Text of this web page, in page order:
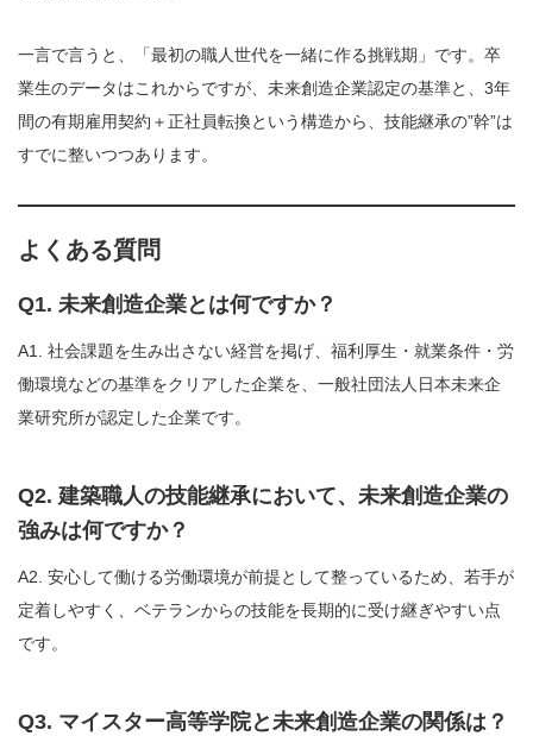
一言で言うと、「最初の職人世代を一緒に作る挑戦期」です。卒
業生のデータはこれからですが、未来創造企業認定の基準と、3年
間の有期雇用契約＋正社員転換という構造から、技能継承の”幹”は
すでに整いつつあります。
よくある質問
Q1. 未来創造企業とは何ですか？
A1. 社会課題を生み出さない経営を掲げ、福利厚生・就業条件・労
働環境などの基準をクリアした企業を、一般社団法人日本未来企
業研究所が認定した企業です。
Q2. 建築職人の技能継承において、未来創造企業の
強みは何ですか？
A2. 安心して働ける労働環境が前提として整っているため、若手が
定着しやすく、ベテランからの技能を長期的に受け継ぎやすい点
です。
Q3. マイスター高等学院と未来創造企業の関係は？